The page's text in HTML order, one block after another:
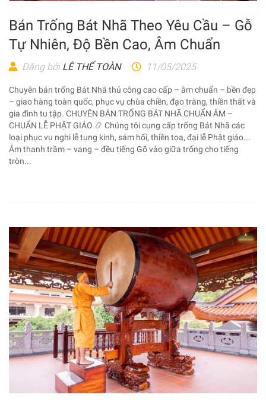
Bán Trống Bát Nhã Theo Yêu Cầu – Gỗ
Tự Nhiên, Độ Bền Cao, Âm Chuẩn
Đăng bởi LÊ THẾ TOÀN 11/05/2025
Chuyên bán trống Bát Nhã thủ công cao cấp – âm chuẩn – bền đẹp
– giao hàng toàn quốc, phục vụ chùa chiền, đạo tràng, thiền thất và
gia đình tu tập. CHUYÊN BÁN TRỐNG BÁT NHÃ CHUẨN ÂM –
CHUẨN LỄ PHẬT GIÁO 📿 Chúng tôi cung cấp trống Bát Nhã các
loại phục vụ nghi lễ tụng kinh, sám hối, thiền tọa, đại lễ Phật giáo...
Âm thanh trầm – vang – đều tiếng Gõ vào giữa trống cho tiếng
tròn...